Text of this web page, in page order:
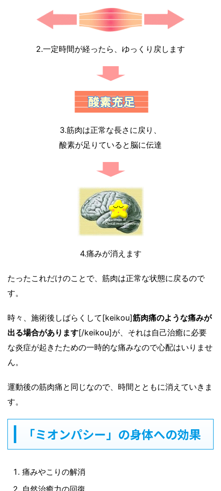
2.一定時間が経ったら、ゆっくり戻します
3.筋肉は正常な長さに戻り、
酸素が足りていると脳に伝達
4.痛みが消えます
たったこれだけのことで、筋肉は正常な状態に戻るので
す。
時々、施術後しばらくして[keikou]筋肉痛のような痛みが
出る場合があります[/keikou]が、それは自己治癒に必要
な炎症が起きたための一時的な痛みなので心配はいりませ
ん。
運動後の筋肉痛と同じなので、時間とともに消えていきま
す。
「ミオンパシー」の身体への効果
痛みやこりの解消